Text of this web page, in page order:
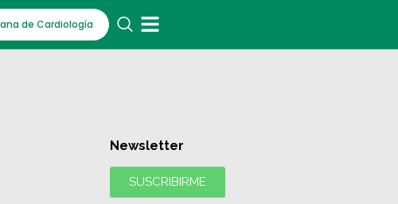
de Cardiología
Newsletter
SUSCRIBIRME